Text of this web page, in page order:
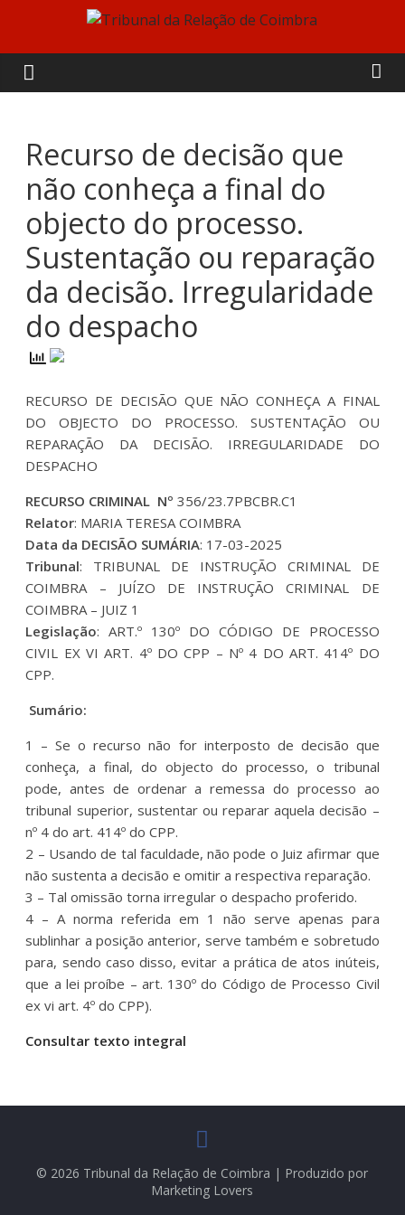
content
Tribunal
da
Relação
de
Coimbra
Recurso de decisão que
não conheça a final do
objecto do processo.
Sustentação ou reparação
da decisão. Irregularidade
do despacho
RECURSO DE DECISÃO QUE NÃO CONHEÇA A FINAL
DO OBJECTO DO PROCESSO. SUSTENTAÇÃO OU
REPARAÇÃO DA DECISÃO. IRREGULARIDADE DO
DESPACHO
RECURSO CRIMINAL Nº 356/23.7PBCBR.C1
Relator: MARIA TERESA COIMBRA
Data da DECISÃO SUMÁRIA: 17-03-2025
Tribunal: TRIBUNAL DE INSTRUÇÃO CRIMINAL DE
COIMBRA – JUÍZO DE INSTRUÇÃO CRIMINAL DE
COIMBRA – JUIZ 1
Legislação: ART.º 130º DO CÓDIGO DE PROCESSO
CIVIL EX VI ART. 4º DO CPP – Nº 4 DO ART. 414º DO
CPP.
Sumário:
1 – Se o recurso não for interposto de decisão que
conheça, a final, do objecto do processo, o tribunal
pode, antes de ordenar a remessa do processo ao
tribunal superior, sustentar ou reparar aquela decisão –
nº 4 do art. 414º do CPP.
2 – Usando de tal faculdade, não pode o Juiz afirmar que
não sustenta a decisão e omitir a respectiva reparação.
3 – Tal omissão torna irregular o despacho proferido.
4 – A norma referida em 1 não serve apenas para
sublinhar a posição anterior, serve também e sobretudo
para, sendo caso disso, evitar a prática de atos inúteis,
que a lei proíbe – art. 130º do Código de Processo Civil
ex vi art. 4º do CPP).
Consultar texto integral
© 2026 Tribunal da Relação de Coimbra | Produzido por
Marketing Lovers